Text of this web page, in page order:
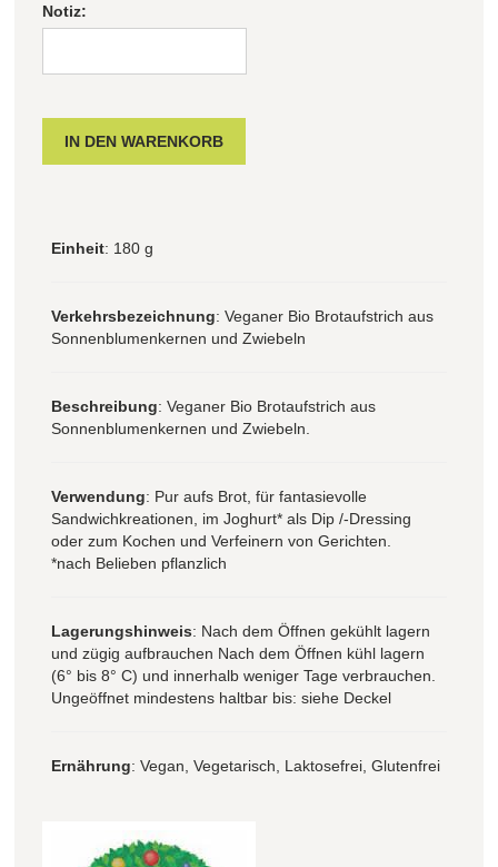
Notiz:
Einheit: 180 g
Verkehrsbezeichnung: Veganer Bio Brotaufstrich aus
Sonnenblumenkernen und Zwiebeln
Beschreibung: Veganer Bio Brotaufstrich aus
Sonnenblumenkernen und Zwiebeln.
Verwendung: Pur aufs Brot, für fantasievolle
Sandwichkreationen, im Joghurt* als Dip /-Dressing
oder zum Kochen und Verfeinern von Gerichten.
*nach Belieben pflanzlich
Lagerungshinweis: Nach dem Öffnen gekühlt lagern
und zügig aufbrauchen Nach dem Öffnen kühl lagern
(6° bis 8° C) und innerhalb weniger Tage verbrauchen.
Ungeöffnet mindestens haltbar bis: siehe Deckel
Ernährung: Vegan, Vegetarisch, Laktosefrei, Glutenfrei